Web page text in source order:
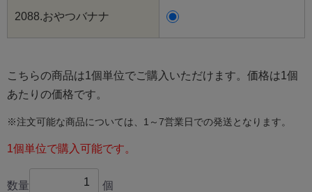
2088.おやつバナナ
こちらの商品は1個単位でご購入いただけます。価格は1個
あたりの価格です。
※注文可能な商品については、1～7営業日での発送となります。
1個単位で購入可能です。
数量 個